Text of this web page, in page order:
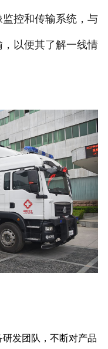
关于我们
联系我们
控和传输系统，与
以便其了解一线情
发团队，不断对产品